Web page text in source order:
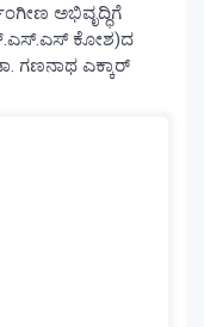
ಅಭಿವೃದ್ಧಿಗೆ
ಕೋಶ)ದ
ಗಣನಾಥ ಎಕ್ಕಾರ್